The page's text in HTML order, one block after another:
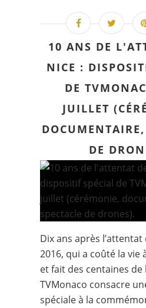
10 ANS DE
NICE :
DE
JUILLET
DOCUMENTAIRE,
DE
Dix ans après
2016, qui a coûté la vie
et fait des centaines de
TVMonaco consacre
spéciale à la